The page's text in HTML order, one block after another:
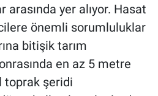
arasında yer alıyor. Hasat
önemli sorumluluklar
bitişik tarım
en az 5 metre
toprak şeridi